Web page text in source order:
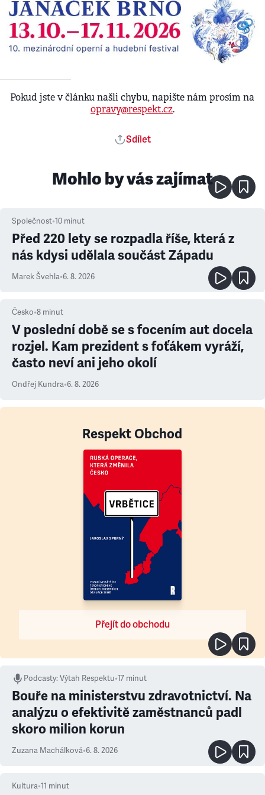
Pokud jste v článku našli chybu, napište nám prosím na
opravy@respekt.cz.
Sdílet
Mohlo by vás zajímat
Společnost•10 minut
Před 220 lety se rozpadla říše, která z
nás kdysi udělala součást Západu
Marek Švehla•6. 8. 2026
Česko•8 minut
V poslední době se s focením aut docela
rozjel. Kam prezident s foťákem vyráží,
často neví ani jeho okolí
Ondřej Kundra•6. 8. 2026
Respekt Obchod
Přejít do obchodu
Podcasty:Výtah Respektu•17 minut
Bouře na ministerstvu zdravotnictví. Na
analýzu o efektivitě zaměstnanců padl
skoro milion korun
Zuzana Machálková•6. 8. 2026
Kultura•11 minut